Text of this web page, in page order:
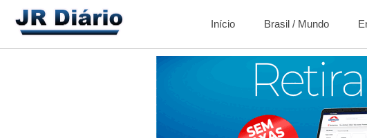
Início Brasil / Mundo